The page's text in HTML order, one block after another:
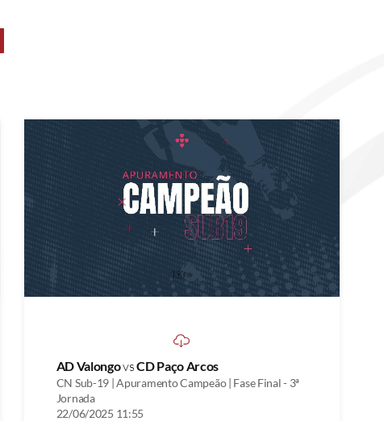
AD ValongovsCD Paço Arcos
CN Sub-19 | Apuramento Campeão | Fase Final - 3ª
Jornada
22/06/2025 11:55